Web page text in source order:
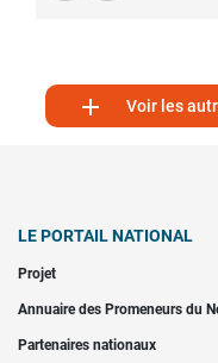
 Voir les
LE PORTAIL NATIONAL
Projet
Annuaire des Promeneurs du
Partenaires nationaux